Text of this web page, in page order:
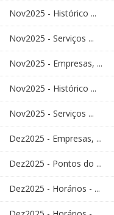
Nov2025 - Histórico ...
Nov2025 - Serviços ...
Nov2025 - Empresas, ...
Nov2025 - Histórico ...
Nov2025 - Serviços ...
Dez2025 - Empresas, ...
Dez2025 - Pontos do ...
Dez2025 - Horários - ...